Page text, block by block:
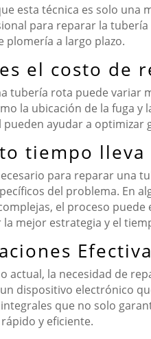
esta técnica es solo
para reparar la
plomería a largo plazo.
el costo de
tubería rota puede variar
la ubicación de la fuga y
ayudar a optimizar
tiempo
para reparar una
del problema. En
el proceso
mejor estrategia y el
actual, la necesidad de
dispositivo electrónico
que no solo
y eficiente.